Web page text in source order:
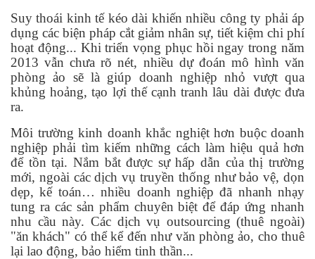
Suy thoái kinh tế kéo dài khiến nhiều công ty phải áp
dụng các biện pháp cắt giảm nhân sự, tiết kiệm chi phí
hoạt động... Khi triển vọng phục hồi ngay trong năm
2013 vẫn chưa rõ nét, nhiều dự đoán mô hình văn
phòng ảo sẽ là giúp doanh nghiệp nhỏ vượt qua
khủng hoảng, tạo lợi thế cạnh tranh lâu dài được đưa
ra.
Môi trường kinh doanh khắc nghiệt hơn buộc doanh
nghiệp phải tìm kiếm những cách làm hiệu quả hơn
để tồn tại. Nắm bắt được sự hấp dẫn của thị trường
mới, ngoài các dịch vụ truyền thống như bảo vệ, dọn
dẹp, kế toán… nhiều doanh nghiệp đã nhanh nhạy
tung ra các sản phẩm chuyên biệt để đáp ứng nhanh
nhu cầu này. Các dịch vụ outsourcing (thuê ngoài)
"ăn khách" có thể kể đến như văn phòng ảo, cho thuê
lại lao động, bảo hiểm tinh thần...